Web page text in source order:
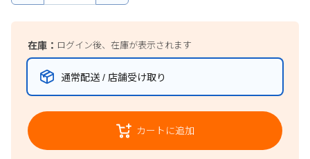
在庫： ログイン後、在庫が表示されます
通常配送 / 店舗受け取り
カートに追加